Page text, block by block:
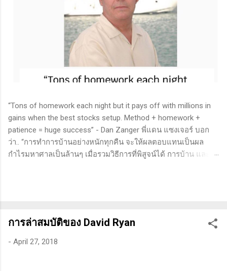
“Tons of homework each night but it pays off with millions in
gains when the best stocks setup. Method + homework +
patience = huge success” - Dan Zanger พี่แดน แซงเจอร์ บอก
ว่า.. “การทำการบ้านอย่างหนักทุกคืน จะให้ผลตอบแทนเป็นผล
กำไรมหาศาลเป็นล้านๆ เมื่อรวมวิธีการที่พิสูจน์ได้ การบ้าน และ
สามารถเข้าใจตลาดและรู้จักจังหวะที่เหมาะสมในการเข้าเทรด . -
วิธีการที่พิสูจน์แล้วว่าทำเงินได้จริงและทำซ้ำได้ตลอด (Method):
การล่าสมบัติของ David Ryan
- April 27, 2018